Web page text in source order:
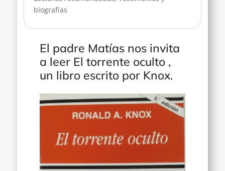
biografías
El padre Matías nos invita
a leer El torrente oculto ,
un libro escrito por Knox.